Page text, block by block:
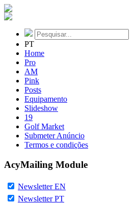
PT
Home
Pro
AM
Pink
Posts
Equipamento
Slideshow
19
Golf Market
Submeter Anúncio
Termos e condições
AcyMailing Module
Newsletter EN
Newsletter PT